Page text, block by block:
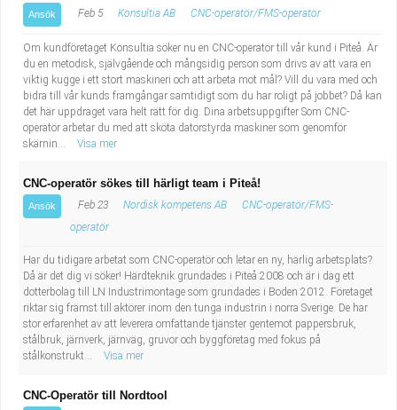
Ansök Feb 5 Konsultia AB CNC-operatör/FMS-operatör
Om kundföretaget Konsultia söker nu en CNC-operatör till vår kund i Piteå. Är
du en metodisk, självgående och mångsidig person som drivs av att vara en
viktig kugge i ett stort maskineri och att arbeta mot mål? Vill du vara med och
bidra till vår kunds framgångar samtidigt som du har roligt på jobbet? Då kan
det här uppdraget vara helt rätt för dig. Dina arbetsuppgifter Som CNC-
operatör arbetar du med att sköta datorstyrda maskiner som genomför
skärnin...
Visa mer
CNC-operatör sökes till härligt team i Piteå!
Ansök Feb 23 Nordisk kompetens AB
CNC-operatör/FMS-
operatör
Har du tidigare arbetat som CNC-operatör och letar en ny, härlig arbetsplats?
Då är det dig vi söker! Härdteknik grundades i Piteå 2008 och är i dag ett
dotterbolag till LN Industrimontage som grundades i Boden 2012. Företaget
riktar sig främst till aktörer inom den tunga industrin i norra Sverige. De har
stor erfarenhet av att leverera omfattande tjänster gentemot pappersbruk,
stålbruk, järnverk, järnväg, gruvor och byggföretag med fokus på
stålkonstrukt...
Visa mer
CNC-Operatör till Nordtool